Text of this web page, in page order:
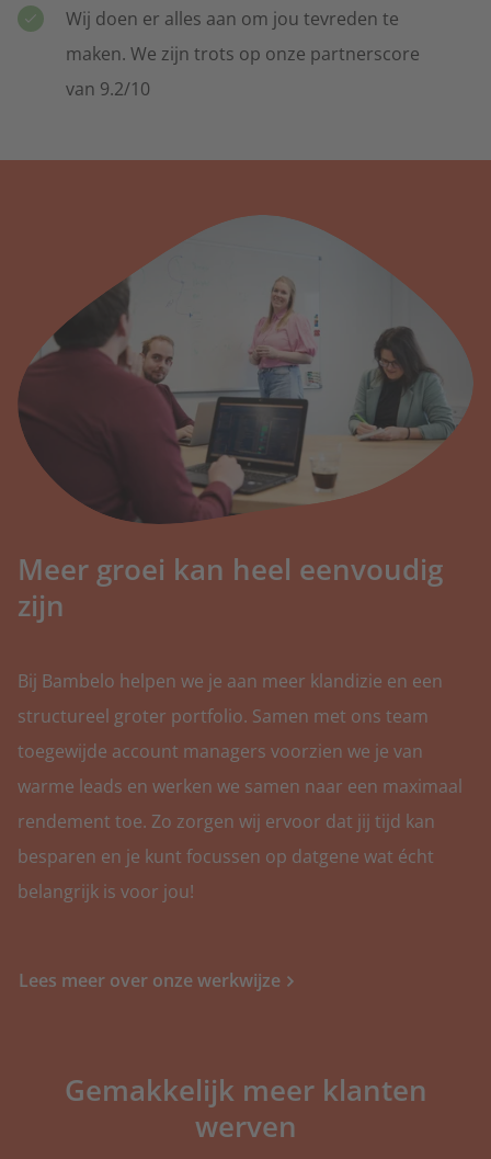
Voor alle verhuizers
Voor warmtepomp-specialisten
Zonnepanelen
Huur, koop of zonnecollectoren
Zonwering
Voor alle zonweringspecialisten
Ben jij klaar voor veel
Partner worden
Ontdek de voordelen
Wij doen er alles aan om jou tevreden te
maken. We zijn trots op onze partnerscore
van 9.2/10
Meer groei kan heel eenvoudig
zijn
Bij Bambelo helpen we je aan meer klandizie en een
structureel groter portfolio. Samen met ons team
toegewijde account managers voorzien we je van
warme leads en werken we samen naar een maximaal
rendement toe. Zo zorgen wij ervoor dat jij tijd kan
besparen en je kunt focussen op datgene wat écht
belangrijk is voor jou!
Lees meer over onze werkwijze
Gemakkelijk meer klanten
werven